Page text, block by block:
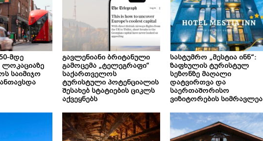
მდე
საიმიჯო
გავლენიანი ბრიტანული
გამოცემა „ტელეგრაფი“
საქართველოს
ტურისტული პოტენციალის
შესახებ სტატიების ციკლს
აქვეყნებს
სასტუმრო „მესტია ინნ“:
ზაფხულის ტურისტულ
სეზონზე მაღალი
დატვირთვა და
საერთაშორისო
ვიზიტორების სიმრავლეა